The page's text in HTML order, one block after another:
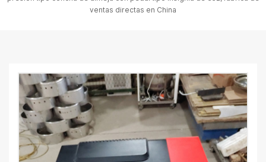
ventas directas en China